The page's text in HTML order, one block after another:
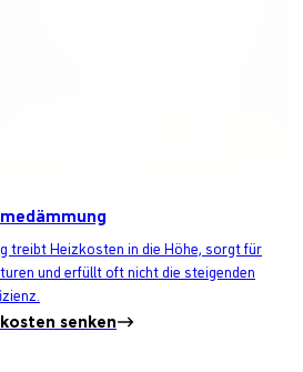
treibt Heizkosten in die Höhe, sorgt für
und erfüllt oft nicht die steigenden
senken